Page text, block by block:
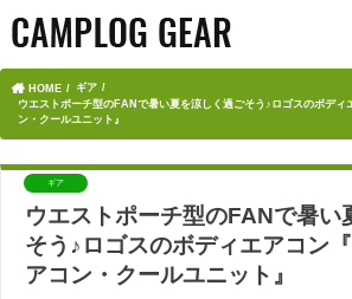
HOME
ギア
ウエストポーチ型のFANで暑い夏を涼しく過ごそう♪ロゴスのボディ
ン・クールユニット』
ギア
ウエストポーチ型のFANで暑い
そう♪ロゴスのボディエアコン
アコン・クールユニット』